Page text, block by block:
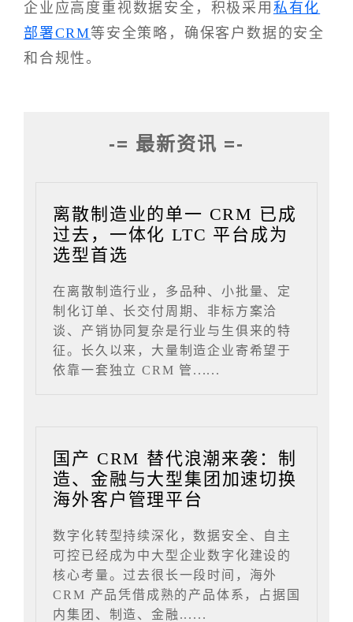
企业应高度重视数据安全，积极采用 私有化
部署CRM等安全策略，确保客户数据的安全
和合规性。
-= 最新资讯 =-
离散制造业的单一 CRM 已成
过去，一体化 LTC 平台成为
选型首选
在离散制造行业，多品种、小批量、定
制化订单、长交付周期、非标方案洽
谈、产销协同复杂是行业与生俱来的特
征。长久以来，大量制造企业寄希望于
依靠一套独立 CRM 管......
国产 CRM 替代浪潮来袭：制
造、金融与大型集团加速切换
海外客户管理平台
数字化转型持续深化，数据安全、自主
可控已经成为中大型企业数字化建设的
核心考量。过去很长一段时间，海外
CRM 产品凭借成熟的产品体系，占据国
内集团、制造、金融......